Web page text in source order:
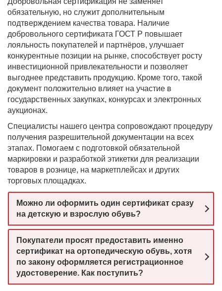
обязательную, но служит дополнительным
подтверждением качества товара. Наличие
добровольного сертификата ГОСТ Р повышает
лояльность покупателей и партнёров, улучшает
конкурентные позиции на рынке, способствует росту
инвестиционной привлекательности и позволяет
выгоднее представить продукцию. Кроме того, такой
документ положительно влияет на участие в
государственных закупках, конкурсах и электронных
аукционах.
Специалисты нашего центра сопровождают процедуру
получения разрешительной документации на всех
этапах. Помогаем с подготовкой обязательной
маркировки и разработкой этикетки для реализации
товаров в рознице, на маркетплейсах и других
торговых площадках.
Можно ли оформить один сертификат сразу
на детскую и взрослую обувь?
Покупатели просят предоставить именно
сертификат на ортопедическую обувь, хотя
по закону оформляется регистрационное
удостоверение. Как поступить?